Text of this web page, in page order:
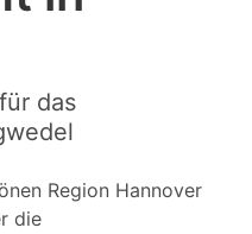
das
Region Hannover
die